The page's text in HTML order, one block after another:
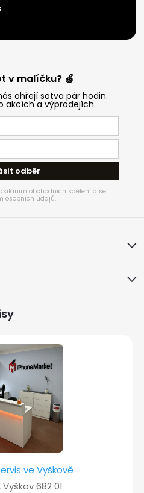
v malíčku? 🍏
ohřejí sotva pár hodin.
akcích a výprodejích.
odběr
obchodních sdělení a se
osobních údajů.
ve Vyškově
682 01